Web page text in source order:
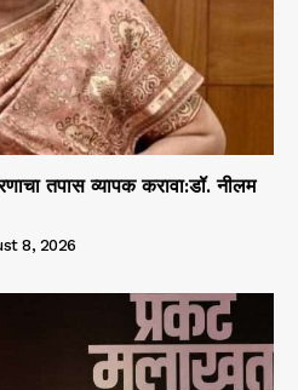
तपास व्यापक करावा:डॉ. नीलम
8, 2026